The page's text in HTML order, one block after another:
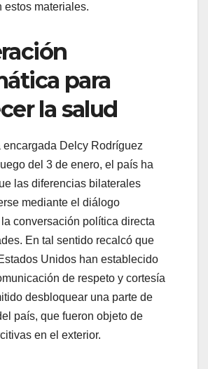
estos materiales.
para
la salud
encargada Delcy Rodríguez
del 3 de enero, el país ha
las diferencias bilaterales
mediante el diálogo
conversación política directa
En tal sentido recalcó que
Unidos han establecido
de respeto y cortesía
desbloquear una parte de
país, que fueron objeto de
en el exterior.